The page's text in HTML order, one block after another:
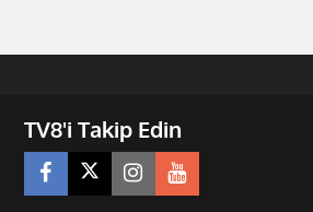
TV8'i Takip Edin